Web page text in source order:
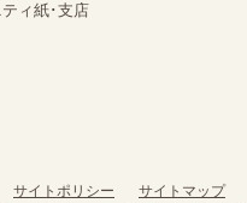
ィ紙･支店
サイトポリシー サイトマップ